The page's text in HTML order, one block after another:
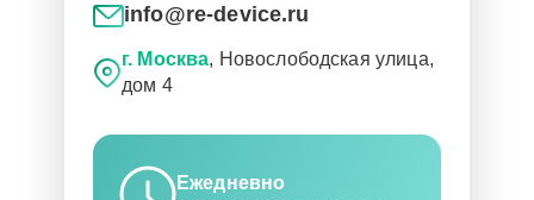
info@re-device.ru
г. Москва, Новослободская улица,
дом 4
Ежедневно